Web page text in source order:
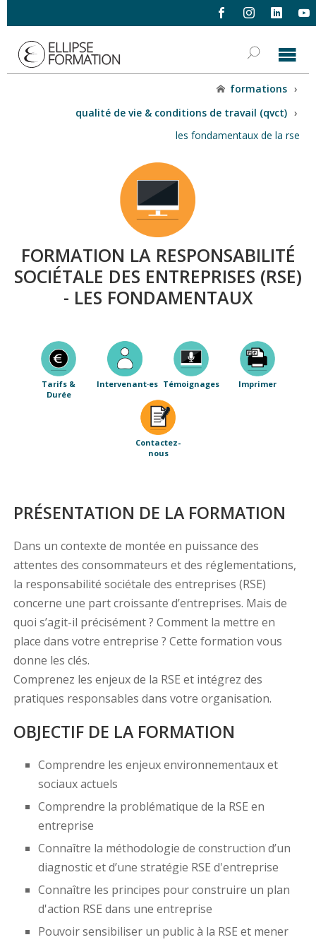
formations ›
qualité de vie & conditions de travail (qvct) ›
les fondamentaux de la rse
FORMATION LA RESPONSABILITÉ
SOCIÉTALE DES ENTREPRISES (RSE)
- LES FONDAMENTAUX
Tarifs &
Durée
Intervenant·es Témoignages Imprimer
Contactez-
nous
PRÉSENTATION DE LA FORMATION
Dans un contexte de montée en puissance des
attentes des consommateurs et des réglementations,
la responsabilité sociétale des entreprises (RSE)
concerne une part croissante d’entreprises. Mais de
quoi s’agit-il précisément ? Comment la mettre en
place dans votre entreprise ? Cette formation vous
donne les clés.
Comprenez les enjeux de la RSE et intégrez des
pratiques responsables dans votre organisation.
OBJECTIF DE LA FORMATION
Comprendre les enjeux environnementaux et
sociaux actuels
Comprendre la problématique de la RSE en
entreprise
Connaître la méthodologie de construction d’un
diagnostic et d’une stratégie RSE d'entreprise
Connaître les principes pour construire un plan
d'action RSE dans une entreprise
Pouvoir sensibiliser un public à la RSE et mener